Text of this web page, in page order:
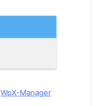
WpX-Manager